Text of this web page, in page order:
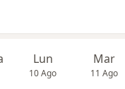
Lun
10 Ago
Mar
11 Ago